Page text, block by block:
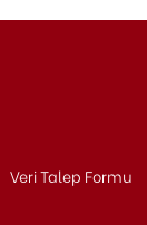
Veri Talep Formu